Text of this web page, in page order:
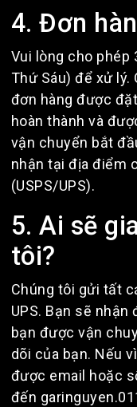
4. Đơn
Vui lòng cho phép
Thứ Sáu) để xử lý.
đơn hàng được
hoàn thành và
vận chuyển bắt
nhận tại địa điểm
(USPS/UPS).
5. Ai sẽ
tôi?
Chúng tôi gửi tất
UPS. Bạn sẽ
bạn được vận
dõi của bạn. Nếu
được email hoặc
đến